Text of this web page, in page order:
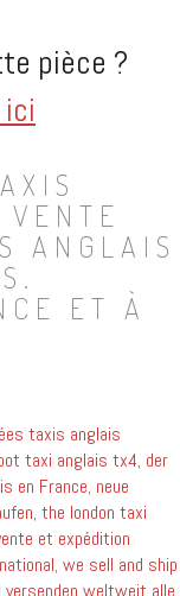
pièce ?
ANGLAIS
ET À
taxis anglais
taxi anglais tx4, der
en France, neue
, the london taxi
et expédition
, we sell and ship